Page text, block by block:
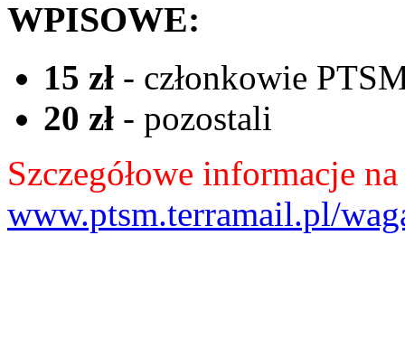
WPISOWE:
15 zł - członkowie
20 zł - pozostali
Szczegółowe informacje
www.ptsm.terramail.pl/